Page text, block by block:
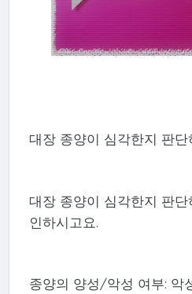
대장 종양이 심각한지 판단
대장 종양이 심각한지 판
인하시고요.
종양의 양성/악성 여부: 악